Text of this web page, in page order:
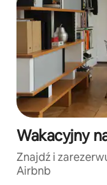
Wakacyjny
Znajdź i
Airbnb